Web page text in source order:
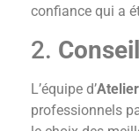
confiance qui a
2.
L’équipe d’
professionnels